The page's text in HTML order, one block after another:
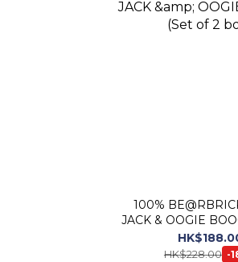
100%
JACK & OOGIE
2 box)
HK$228.00 -